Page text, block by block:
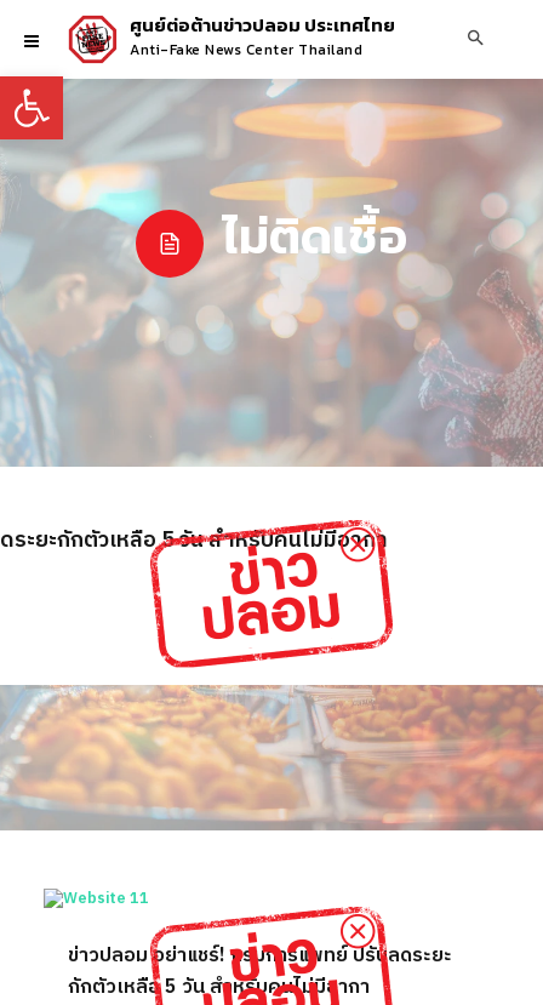
Open toolbar
ศูนย์ต่อต้านข่าวปลอม ประเทศไทย
Anti-Fake News Center Thailand
ไม่ติดเชื้อ
ะยะกักตัวเหลือ 5 วัน สำหรับคนไม่มีอากา
ข่าวปลอม อย่าแชร์! กรมการแพทย์ ปรับลดระยะ
กักตัวเหลือ 5 วัน สำหรับคนไม่มีอากา